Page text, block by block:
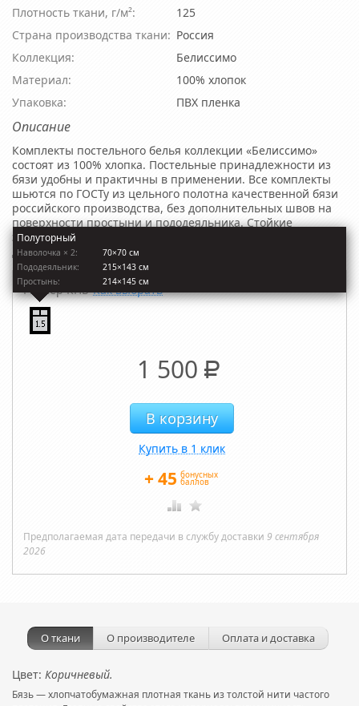
Плотность ткани, г/м²:
125
Страна производства ткани: Россия
Коллекция:
Белиссимо
Материал:
100% хлопок
Упаковка:
ПВХ пленка
Описание
Комплекты постельного белья коллекции «Белиссимо»
состоят из 100% хлопка. Постельные принадлежности из
бязи удобны и практичны в применении. Все комплекты
шьются по ГОСТу из цельного полотна качественной бязи
российского производства, без дополнительных швов на
поверхности простыни и пододеяльника. Стойкие
экологически безопасные красители обеспечивают
долговечность и яркость рисунка.
Размер КПБ Как выбрать
Полуторный
Наволочкa × 2:
70×70 см
Пододеяльник:
215×143 см
Простынь:
214×145 см
1 500Р
Купить в 1 клик
+45 бонусных
баллов
Предполагаемая дата передачи в службу доставки 9 сентября
2026
О ткани О производителе Оплата и доставка
Цвет: Коричневый.
Бязь — хлопчатобумажная плотная ткань из толстой нити частого